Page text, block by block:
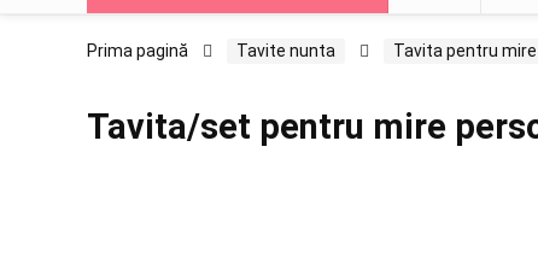
Prima pagină Tavite nunta Tavita pentru mire
Tavita/set pentru mire